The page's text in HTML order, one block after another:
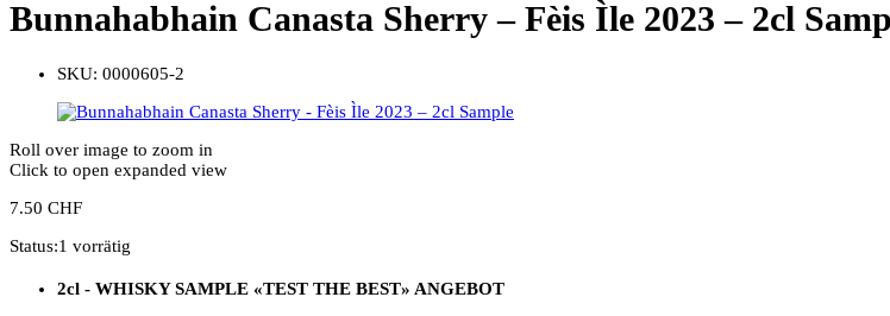
Bunnahabhain Canasta Sherry – Fèis Ìle 2023 – 2cl
SKU: 0000605-2
Roll over image to zoom in
Click to open expanded view
7.50 CHF
Status:1 vorrätig
2cl - WHISKY SAMPLE «TEST THE BEST» ANGEBOT